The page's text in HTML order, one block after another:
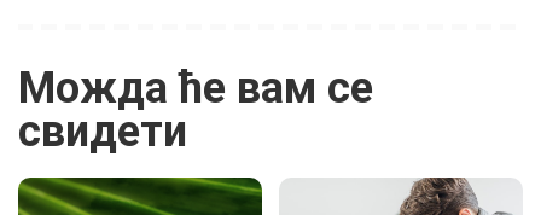
Можда ће вам се
свидети